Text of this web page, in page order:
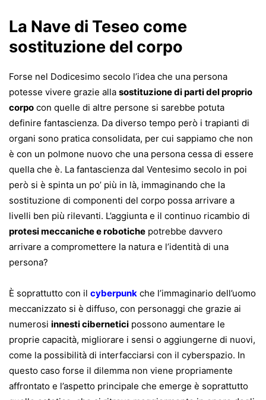
La Nave di Teseo come
sostituzione del corpo
Forse nel Dodicesimo secolo l’idea che una persona
potesse vivere grazie alla sostituzione di parti del proprio
corpo con quelle di altre persone si sarebbe potuta
definire fantascienza. Da diverso tempo però i trapianti di
organi sono pratica consolidata, per cui sappiamo che non
è con un polmone nuovo che una persona cessa di essere
quella che è. La fantascienza dal Ventesimo secolo in poi
però si è spinta un po’ più in là, immaginando che la
sostituzione di componenti del corpo possa arrivare a
livelli ben più rilevanti. L’aggiunta e il continuo ricambio di
protesi meccaniche e robotiche potrebbe davvero
arrivare a compromettere la natura e l’identità di una
persona?
È soprattutto con il cyberpunk che l’immaginario dell’uomo
meccanizzato si è diffuso, con personaggi che grazie ai
numerosi innesti cibernetici possono aumentare le
proprie capacità, migliorare i sensi o aggiungerne di nuovi,
come la possibilità di interfacciarsi con il cyberspazio. In
questo caso forse il dilemma non viene propriamente
affrontato e l’aspetto principale che emerge è soprattutto